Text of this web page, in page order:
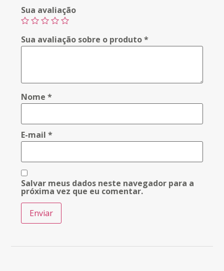
Sua avaliação
Sua avaliação sobre o produto*
Nome*
E-mail*
Salvar meus dados neste navegador para a
próxima vez que eu comentar.